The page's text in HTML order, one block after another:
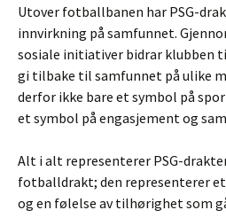
Utover fotballbanen har PSG-
innvirkning på samfunnet.
sosiale initiativer bidrar klubben
gi tilbake til samfunnet på ulike
derfor ikke bare et symbol på
et symbol på engasjement og
Alt i alt representerer PSG-
fotballdrakt; den representerer
og en følelse av tilhørighet som